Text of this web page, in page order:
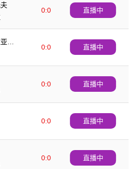
0:0
直播中
B
0:0
直播中
0:0
直播中
0:0
直播中
0:0
直播中